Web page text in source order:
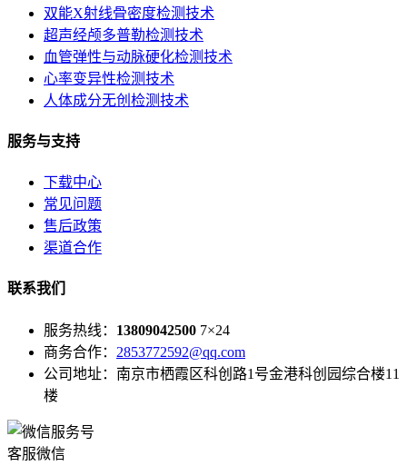
双能X射线骨密度检测技术
超声经颅多普勒检测技术
血管弹性与动脉硬化检测技术
心率变异性检测技术
人体成分无创检测技术
服务与支持
下载中心
常见问题
售后政策
渠道合作
联系我们
服务热线： 13809042500 7×24
商务合作： 2853772592@qq.com
公司地址：南京市栖霞区科创路1号金港科创园综合楼11
楼
客服微信